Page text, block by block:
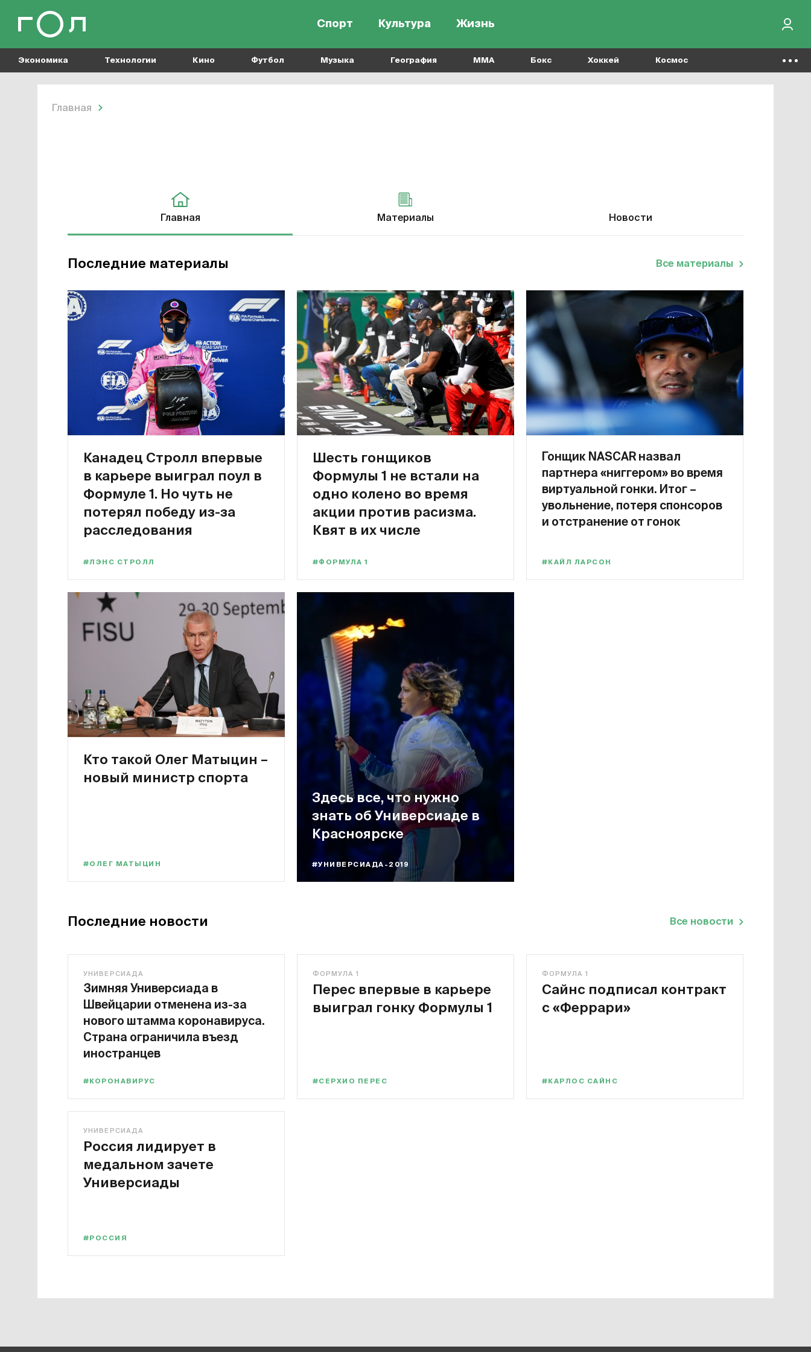
Спорт Культура Жизнь
Экономика Технологии Кино Футбол Музыка География MMA Бокс Хоккей Космос
Главная
Главная Материалы Новости
Последние материалы Все материалы
Канадец Стролл впервые
в карьере выиграл поул в
Формуле 1. Но чуть не
потерял победу из-за
расследования
#ЛЭНС СТРОЛЛ
Шесть гонщиков
Формулы 1 не встали на
одно колено во время
акции против расизма.
Квят в их числе
#ФОРМУЛА 1
Гонщик NASCAR назвал
партнера «ниггером» во время
виртуальной гонки. Итог –
увольнение, потеря спонсоров
и отстранение от гонок
#КАЙЛ ЛАРСОН
Кто такой Олег Матыцин –
новый министр спорта
#ОЛЕГ МАТЫЦИН
Здесь все, что нужно
знать об Универсиаде в
Красноярске
#УНИВЕРСИАДА-2019
Последние новости Все новости
УНИВЕРСИАДА
Зимняя Универсиада в
Швейцарии отменена из-за
нового штамма коронавируса.
Страна ограничила въезд
иностранцев
#КОРОНАВИРУС
ФОРМУЛА 1
Перес впервые в карьере
выиграл гонку Формулы 1
#СЕРХИО ПЕРЕС
ФОРМУЛА 1
Сайнс подписал контракт
с «Феррари»
#КАРЛОС САЙНС
УНИВЕРСИАДА
Россия лидирует в
медальном зачете
Универсиады
#РОССИЯ